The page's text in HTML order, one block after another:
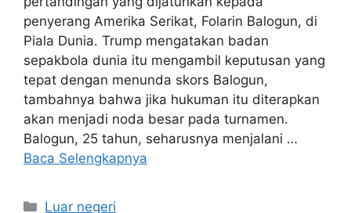
penyerang Amerika Serikat, Folarin Balogun, di
Piala Dunia. Trump mengatakan badan
sepakbola dunia itu mengambil keputusan yang
tepat dengan menunda skors Balogun,
tambahnya bahwa jika hukuman itu diterapkan
akan menjadi noda besar pada turnamen.
Balogun, 25 tahun, seharusnya menjalani …
Baca Selengkapnya
Kategori
Luar negeri